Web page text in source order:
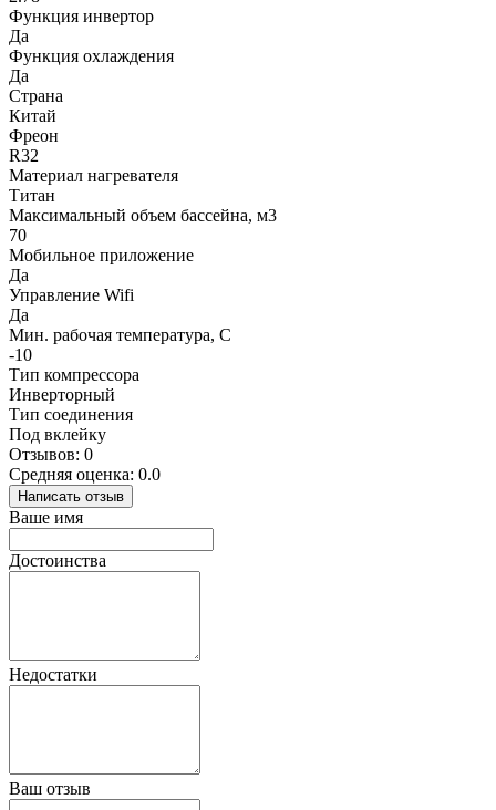
Функция инвертор
Да
Функция охлаждения
Да
Страна
Китай
Фреон
R32
Материал нагревателя
Титан
Максимальный объем бассейна, м3
70
Мобильное приложение
Да
Управление Wifi
Да
Мин. рабочая температура, С
-10
Тип компрессора
Инверторный
Тип соединения
Под вклейку
Отзывов: 0
Средняя оценка: 0.0
Написать отзыв
Ваше имя
Достоинства
Недостатки
Ваш отзыв